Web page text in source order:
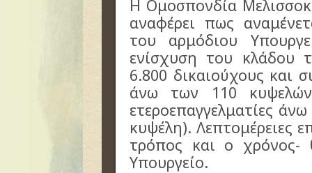
Η Ομοσπονδία
αναφέρει πως
του αρμόδιου
ενίσχυση του κλάδου
6.800 δικαιούχους και
άνω των 110
ετεροεπαγγελματίες
κυψέλη). Λεπτομέρειες
τρόπος και ο χρόνος-
Υπουργείο.